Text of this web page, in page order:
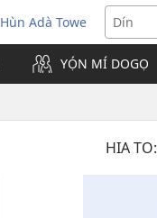
Hùn Adà Towe
(opens
new
window)YỌ́N MÍ DOGỌ
HIA TO: